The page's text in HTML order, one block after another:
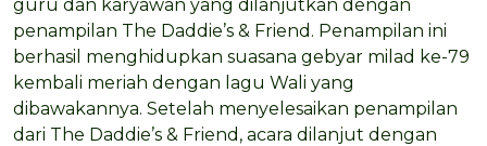
guru dan karyawan yang dilanjutkan dengan
penampilan The Daddie’s & Friend. Penampilan ini
berhasil menghidupkan suasana gebyar milad ke-79
kembali meriah dengan lagu Wali yang
dibawakannya. Setelah menyelesaikan penampilan
dari The Daddie’s & Friend, acara dilanjut dengan